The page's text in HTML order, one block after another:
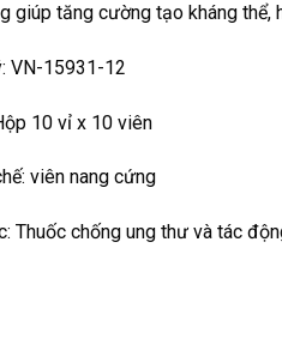
giúp tăng cường tạo kháng
VN-15931-12
10 vỉ x 10 viên
viên nang cứng
Thuốc chống ung thư và tác